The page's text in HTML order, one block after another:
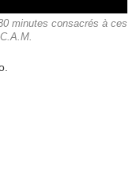
minutes consacrés à ces